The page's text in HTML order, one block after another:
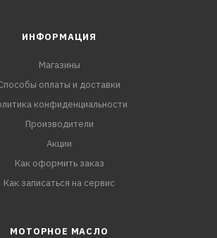
ИНФОРМАЦИЯ
Магазины
оплаты и доставки
конфиденциальности
Производители
Акции
Как оформить заказ
Как записаться на сервис
МОТОРНОЕ МАСЛО